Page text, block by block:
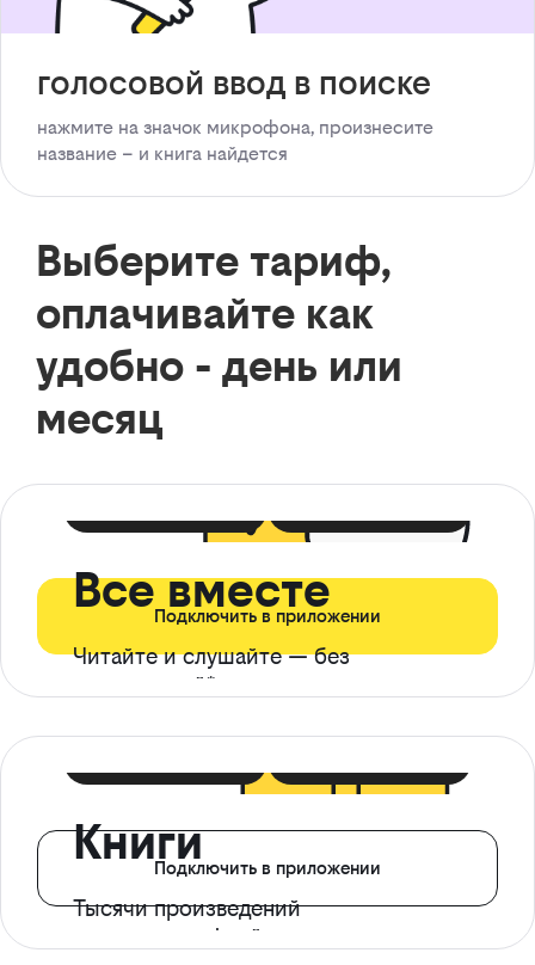
голосовой ввод в поиске
нажмите на значок микрофона, произнесите
название – и книга найдется
Выберите тариф,
оплачивайте как
удобно - день или
месяц
Все вместе
Читайте и слушайте — без
ограничений*
Подключить в приложении
Книги
Тысячи произведений
с доступом офлайн
Подключить в приложении